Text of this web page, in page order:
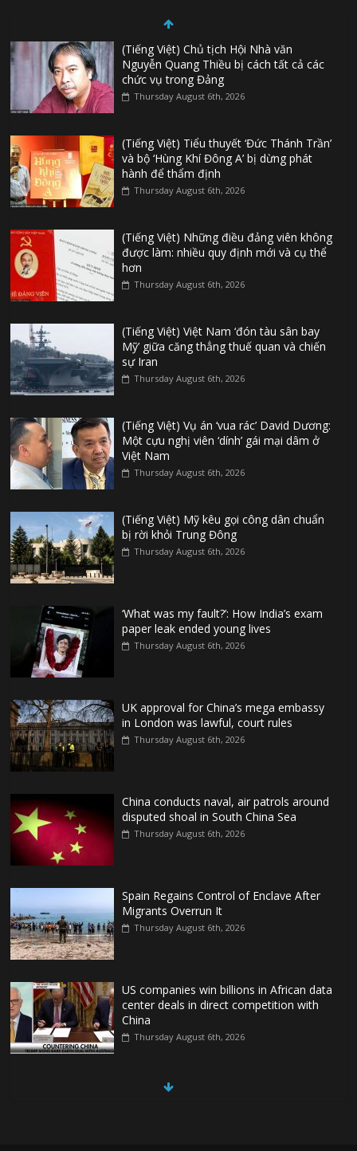
(Tiếng Việt) Chủ tịch Hội Nhà văn
Nguyễn Quang Thiều bị cách tất cả các
chức vụ trong Đảng
Thursday August 6th, 2026
(Tiếng Việt) Tiểu thuyết ‘Đức Thánh Trần’
và bộ ‘Hùng Khí Đông A’ bị dừng phát
hành để thẩm định
Thursday August 6th, 2026
(Tiếng Việt) Những điều đảng viên không
được làm: nhiều quy định mới và cụ thể
hơn
Thursday August 6th, 2026
(Tiếng Việt) Việt Nam ‘đón tàu sân bay
Mỹ’ giữa căng thẳng thuế quan và chiến
sự Iran
Thursday August 6th, 2026
(Tiếng Việt) Vụ án ‘vua rác’ David Dương:
Một cựu nghị viên ‘dính’ gái mại dâm ở
Việt Nam
Thursday August 6th, 2026
(Tiếng Việt) Mỹ kêu gọi công dân chuẩn
bị rời khỏi Trung Đông
Thursday August 6th, 2026
‘What was my fault?’: How India’s exam
paper leak ended young lives
Thursday August 6th, 2026
UK approval for China’s mega embassy
in London was lawful, court rules
Thursday August 6th, 2026
China conducts naval, air patrols around
disputed shoal in South China Sea
Thursday August 6th, 2026
Spain Regains Control of Enclave After
Migrants Overrun It
Thursday August 6th, 2026
US companies win billions in African data
center deals in direct competition with
China
Thursday August 6th, 2026
China, Russia, Iran and North Korea